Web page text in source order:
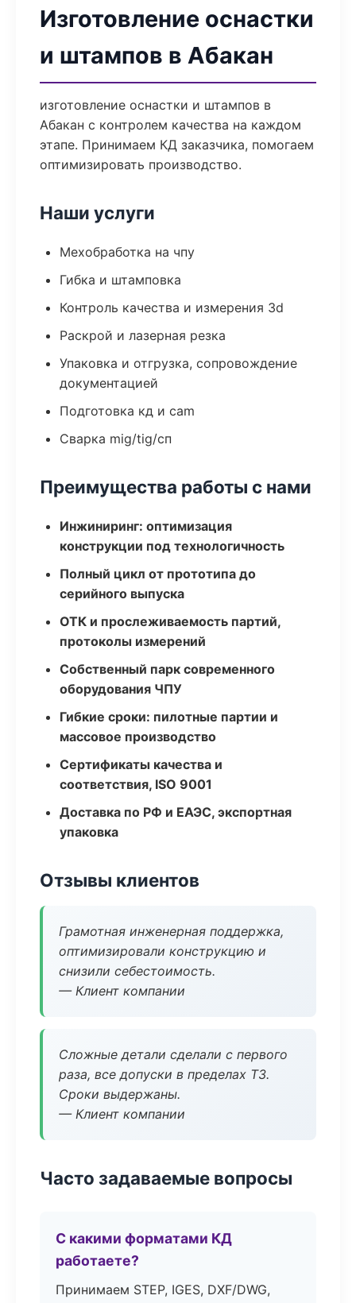
Изготовление оснастки
и штампов в Абакан
изготовление оснастки и штампов в
Абакан с контролем качества на каждом
этапе. Принимаем КД заказчика, помогаем
оптимизировать производство.
Наши услуги
Мехобработка на чпу
Гибка и штамповка
Контроль качества и измерения 3d
Раскрой и лазерная резка
Упаковка и отгрузка, сопровождение
документацией
Подготовка кд и cam
Сварка mig/tig/сп
Преимущества работы с нами
Инжиниринг: оптимизация
конструкции под технологичность
Полный цикл от прототипа до
серийного выпуска
ОТК и прослеживаемость партий,
протоколы измерений
Собственный парк современного
оборудования ЧПУ
Гибкие сроки: пилотные партии и
массовое производство
Сертификаты качества и
соответствия, ISO 9001
Доставка по РФ и ЕАЭС, экспортная
упаковка
Отзывы клиентов
Грамотная инженерная поддержка,
оптимизировали конструкцию и
снизили себестоимость.
— Клиент компании
Сложные детали сделали с первого
раза, все допуски в пределах ТЗ.
Сроки выдержаны.
— Клиент компании
Часто задаваемые вопросы
С какими форматами КД
работаете?
Принимаем STEP, IGES, DXF/DWG,